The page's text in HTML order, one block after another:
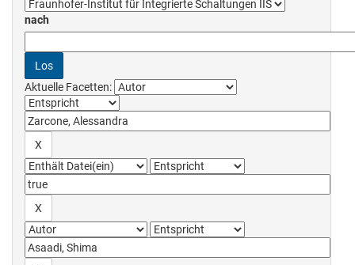
nach
Aktuelle Facetten: